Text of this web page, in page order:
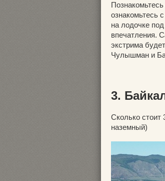
ознакомьтесь
на лодочке
впечатления.
экстрима
Чулышман и
3.
Сколько стоит
наземный)